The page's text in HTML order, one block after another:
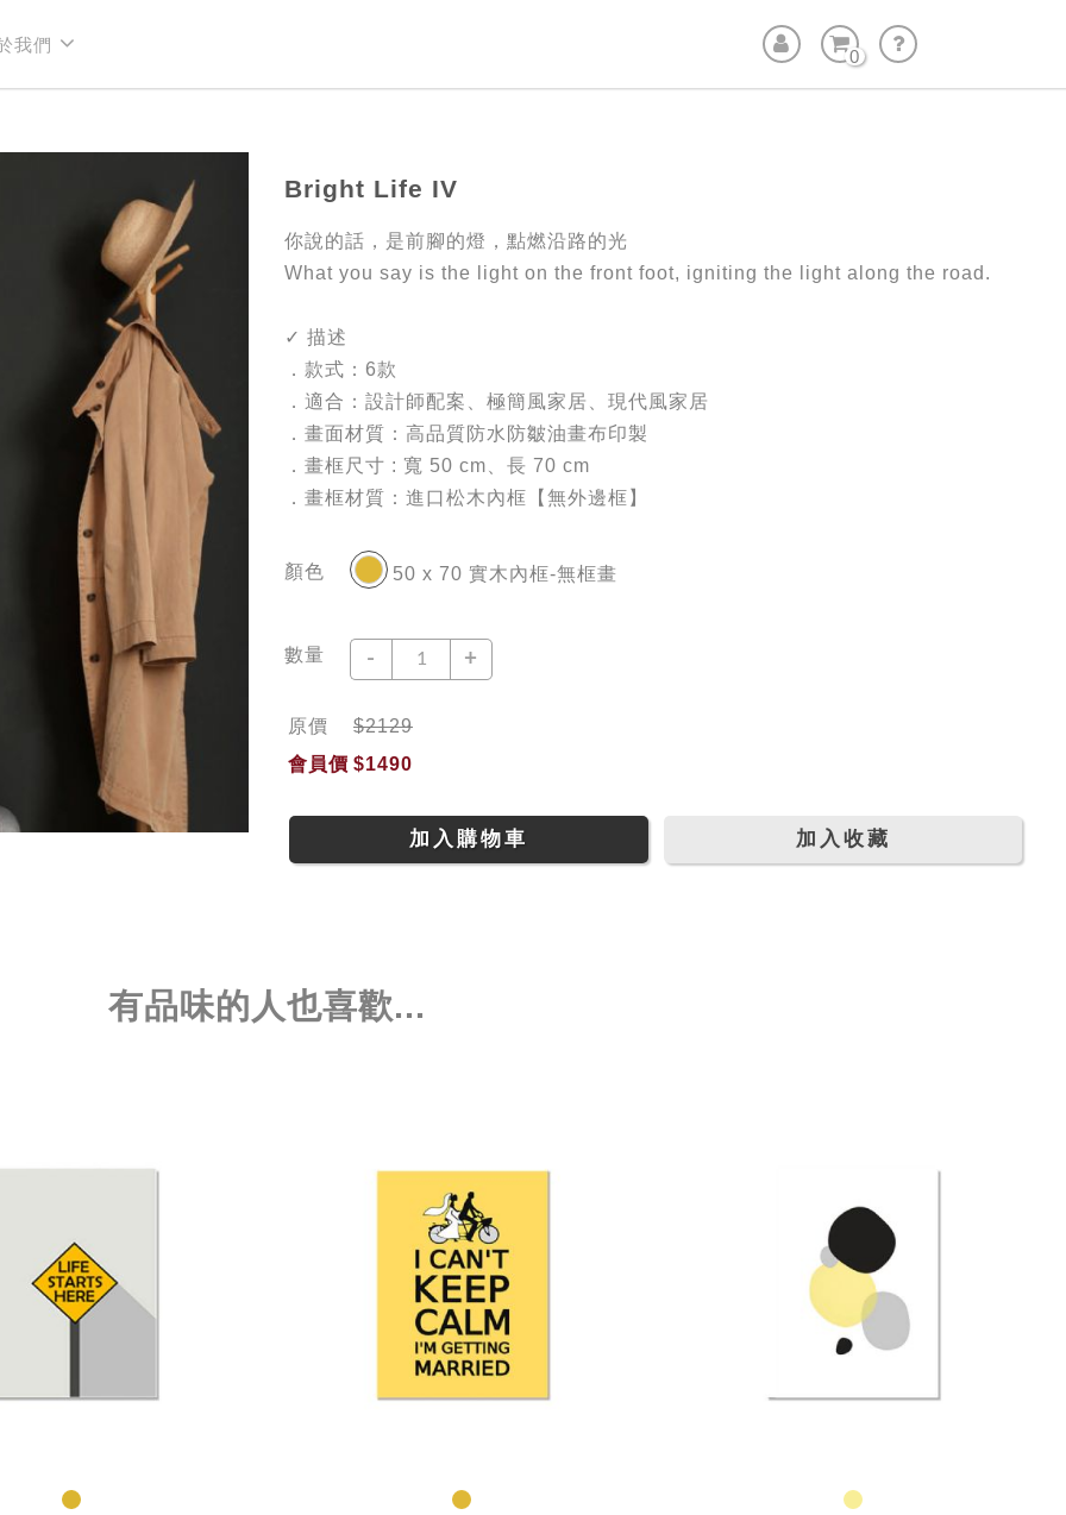
0
我們
我們
Bright Life IV
你說的話，是前腳的燈，點燃沿路的光
What you say is the light on the front foot, igniting the light along the road.
✓ 描述
．款式：6款
．適合：設計師配案、極簡風家居、現代風家居
．畫面材質：高品質防水防皺油畫布印製
．畫框尺寸 : 寬 50 cm、長 70 cm
．畫框材質：進口松木內框【無外邊框】
顏色 50 x 70 實木內框-無框畫
數量 - +
原價
$2129
會員價 $1490
加入購物車 加入收藏
有品味的人也喜歡...